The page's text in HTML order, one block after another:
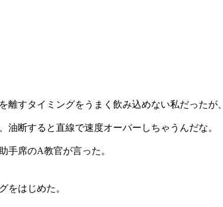
すタイミングをうまく飲み込めない私だったが
断すると直線で速度オーバーしちゃうんだな。
手席のA教官が言った。
をはじめた。